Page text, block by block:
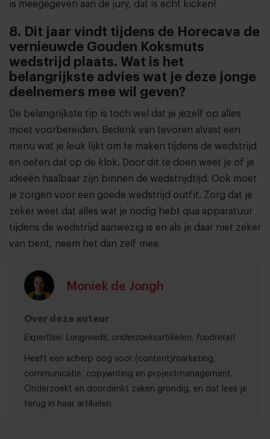
is meegegeven aan de jury, dat is echt kicken!
8. Dit jaar vindt tijdens de Horecava de
vernieuwde Gouden Koksmuts
wedstrijd plaats. Wat is het
belangrijkste advies wat je deze jonge
deelnemers mee wil geven?
De belangrijkste tip is toch wel dat je jezelf op alles
moet voorbereiden. Bedenk van tevoren alvast een
menu wat je leuk lijkt om te maken tijdens de wedstrijd
en oefen dat op de klok. Door dit te doen weet je of je
ideeën haalbaar zijn binnen de wedstrijdtijd. Ook moet
je zorgen voor een goede wedstrijd outfit. Zorg dat je
zeker weet dat alles wat je nodig hebt qua apparatuur
tijdens de wedstrijd aanwezig is en als je daar niet zeker
van bent, neem het dan zelf mee.
Moniek de Jongh
Over deze auteur
Expertise: Longreads, onderzoeksartikelen, foodretail
Heeft een scherp oog voor (content)marketing,
communicatie, copywriting en projectmanagement.
Onderzoekt en doordenkt zaken grondig, en dat lees je
terug in haar artikelen.